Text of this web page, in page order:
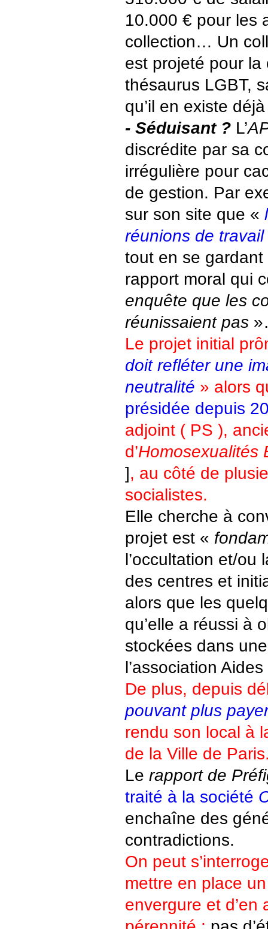
10.000 € pour les
collection… Un
est projeté pour la
thésaurus LGBT,
qu’il en existe
- Séduisant ?L’
discrédite par sa
irrégulière pour
de gestion. Par
sur son site que «
réunions de
tout en se
rapport moral qui
enquête que les
réunissaient pas
Le projet initial
doit refléter une
neutralité » alors
présidée depuis
adjoint ( PS ),
d’Homosexualités
], au côté de
socialistes.
Elle cherche à
projet est «
l’occultation et/ou
des centres et
alors que les
qu’elle a réussi à
stockées dans
l’association
De plus, depuis
pouvant plus
rendu son local à
de la Ville de
Le rapport de
traité à la société
enchaîne des
contradictions.
On peut
mettre en place
envergure et d’en